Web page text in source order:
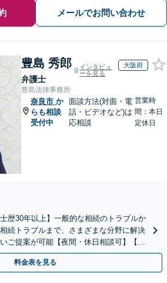
メールでお問い合わせ
豊島 秀郎
弁護士
インタビュ
ーを見る
大阪府
豊島法律事務所
奈良市 か
らも相談
受付中
面談方法(対面・電
話・ビデオなど)は
応相談
営業時
間：本日
定休日
歴30年以上】一般的な相続のトラブルか
続トラブルまで、さまざまな分野に解決
ご提案が可能【夜間・休日相談可】【完
料金表を見る